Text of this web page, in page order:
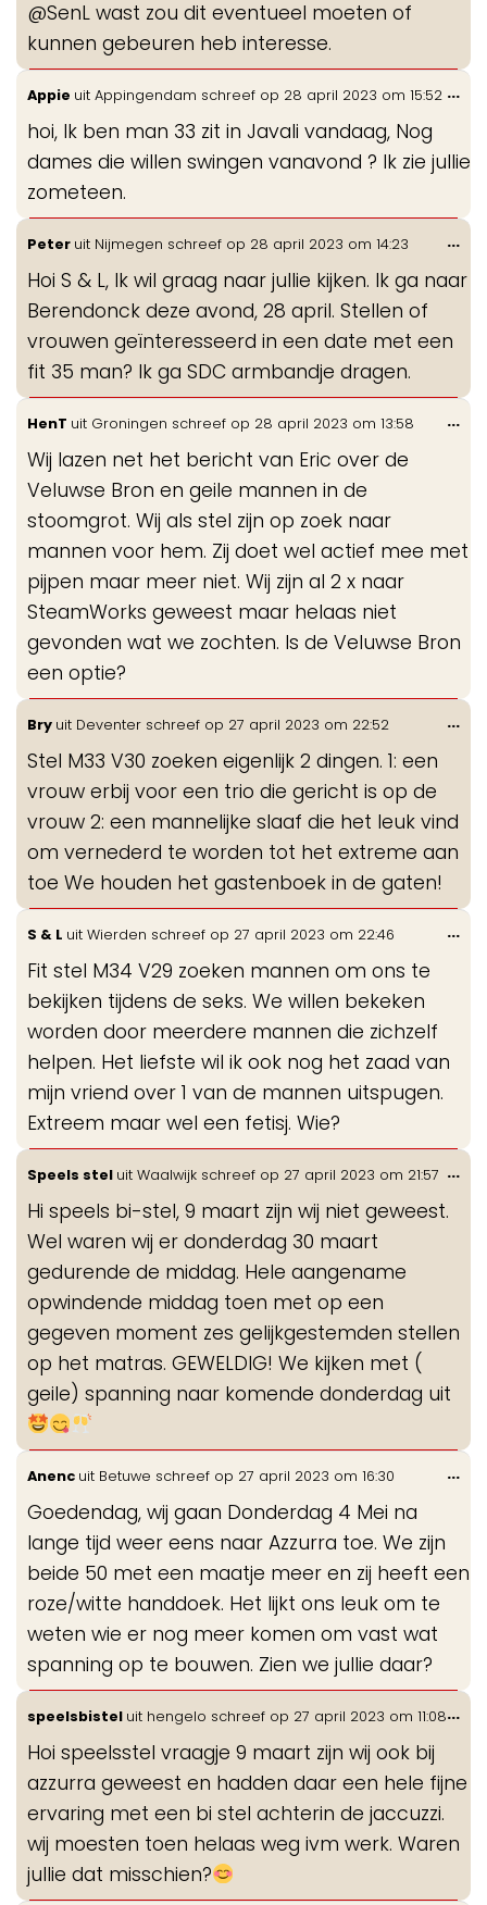
@SenL wast zou dit eventueel moeten of
kunnen gebeuren heb interesse.
Appie uit Appingendam schreef op 28 april 2023 om 15:52
hoi, Ik ben man 33 zit in Javali vandaag, Nog
dames die willen swingen vanavond ? Ik zie jullie
zometeen.
...
Peter uit Nijmegen schreef op 28 april 2023 om 14:23
Hoi S & L, Ik wil graag naar jullie kijken. Ik ga naar
Berendonck deze avond, 28 april. Stellen of
vrouwen geïnteresseerd in een date met een
fit 35 man? Ik ga SDC armbandje dragen.
...
HenT uit Groningen schreef op 28 april 2023 om 13:58
Wij lazen net het bericht van Eric over de
Veluwse Bron en geile mannen in de
stoomgrot. Wij als stel zijn op zoek naar
mannen voor hem. Zij doet wel actief mee met
pijpen maar meer niet. Wij zijn al 2 x naar
SteamWorks geweest maar helaas niet
gevonden wat we zochten. Is de Veluwse Bron
een optie?
...
Bry uit Deventer schreef op 27 april 2023 om 22:52
Stel M33 V30 zoeken eigenlijk 2 dingen. 1: een
vrouw erbij voor een trio die gericht is op de
vrouw 2: een mannelijke slaaf die het leuk vind
om vernederd te worden tot het extreme aan
toe We houden het gastenboek in de gaten!
...
S & L uit Wierden schreef op 27 april 2023 om 22:46
Fit stel M34 V29 zoeken mannen om ons te
bekijken tijdens de seks. We willen bekeken
worden door meerdere mannen die zichzelf
helpen. Het liefste wil ik ook nog het zaad van
mijn vriend over 1 van de mannen uitspugen.
Extreem maar wel een fetisj. Wie?
...
Speels stel uit Waalwijk schreef op 27 april 2023 om 21:57
Hi speels bi-stel, 9 maart zijn wij niet geweest.
Wel waren wij er donderdag 30 maart
gedurende de middag. Hele aangename
opwindende middag toen met op een
gegeven moment zes gelijkgestemden stellen
op het matras. GEWELDIG! We kijken met (
geile) spanning naar komende donderdag uit
...
Anenc uit Betuwe schreef op 27 april 2023 om 16:30
Goedendag, wij gaan Donderdag 4 Mei na
lange tijd weer eens naar Azzurra toe. We zijn
beide 50 met een maatje meer en zij heeft een
roze/witte handdoek. Het lijkt ons leuk om te
weten wie er nog meer komen om vast wat
spanning op te bouwen. Zien we jullie daar?
...
speelsbistel uit hengelo schreef op 27 april 2023 om 11:08
Hoi speelsstel vraagje 9 maart zijn wij ook bij
azzurra geweest en hadden daar een hele fijne
ervaring met een bi stel achterin de jaccuzzi.
wij moesten toen helaas weg ivm werk. Waren
jullie dat misschien?
...